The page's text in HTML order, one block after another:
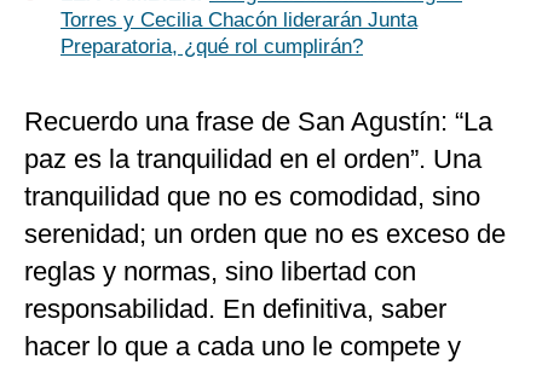
Torres y Cecilia Chacón liderarán Junta
Preparatoria, ¿qué rol cumplirán?
Recuerdo una frase de San Agustín: “La
paz es la tranquilidad en el orden”. Una
tranquilidad que no es comodidad, sino
serenidad; un orden que no es exceso de
reglas y normas, sino libertad con
responsabilidad. En definitiva, saber
hacer lo que a cada uno le compete y